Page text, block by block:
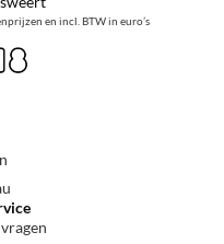
en incl. BTW in euro’s